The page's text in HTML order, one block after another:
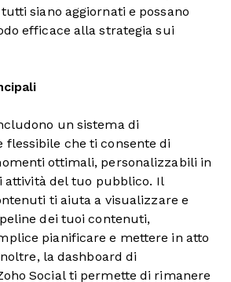
siano aggiornati e possano
efficace alla strategia sui
un sistema di
flessibile che ti consente di
ottimali, personalizzabili in
attività del tuo pubblico. Il
ti aiuta a visualizzare e
dei tuoi contenuti,
pianificare e mettere in atto
la dashboard di
Social ti permette di rimanere